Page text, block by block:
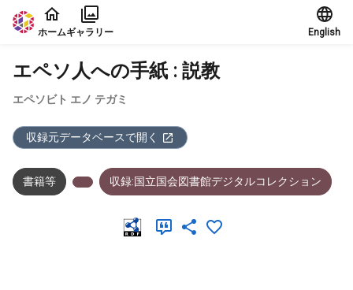
本文に飛ぶ
ホームギャラリー English
エペソ人への手紙 : 説教
エペソビト エノ テガミ
収録元データベースで開く
書籍等 収録:国立国会図書館デジタルコレクション